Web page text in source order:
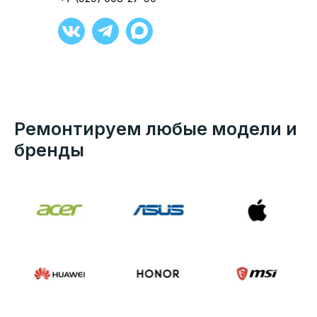
Ремонтируем любые модели и
бренды